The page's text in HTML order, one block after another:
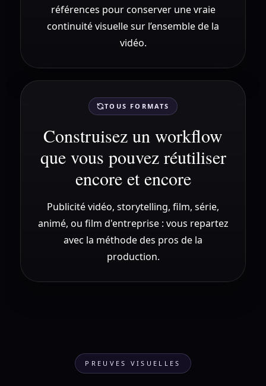
références pour conserver une vraie
continuité visuelle sur l’ensemble de la
vidéo.
TOUS FORMATS
Construisez un workflow
que vous pouvez réutiliser
encore et encore
Publicité vidéo, storytelling, film, série,
animé, ou film d'entreprise : vous repartez
avec la méthode des pros de la
production.
PREUVES VISUELLES